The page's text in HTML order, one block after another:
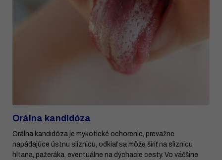
Orálna kandidóza
Orálna kandidóza je mykotické ochorenie, prevažne
napádajúce ústnu sliznicu, odkiaľ sa môže šíriť na sliznicu
hltana, pažeráka, eventuálne na dýchacie cesty. Vo väčšine